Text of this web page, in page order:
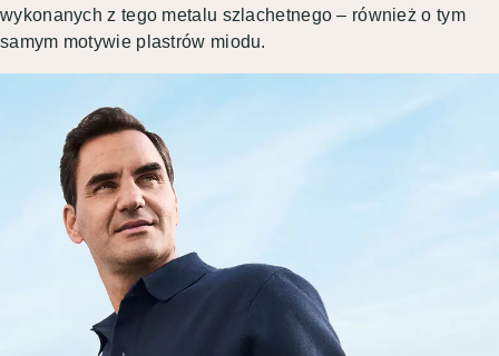
wykonanych z tego metalu szlachetnego – również o tym
samym motywie plastrów miodu.